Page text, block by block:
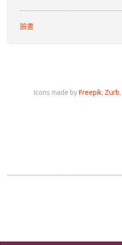
臉書
Icons made byFreepik, Zurb,